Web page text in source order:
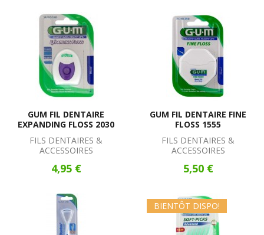
GUM FIL DENTAIRE
EXPANDING FLOSS 2030
FILS DENTAIRES &
ACCESSOIRES
4,95 €
GUM FIL DENTAIRE FINE
FLOSS 1555
FILS DENTAIRES &
ACCESSOIRES
5,50 €
BIENTÔT DISPO!